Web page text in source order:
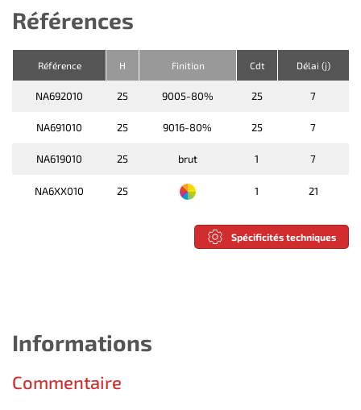
Références
Référence H Finition Cdt Délai (j)
NA692010 25 9005-80% 25 7
NA691010 25 9016-80% 25 7
NA619010 25 brut 1 7
NA6XX010 25 1 21
Spécificités techniques
Informations
Commentaire